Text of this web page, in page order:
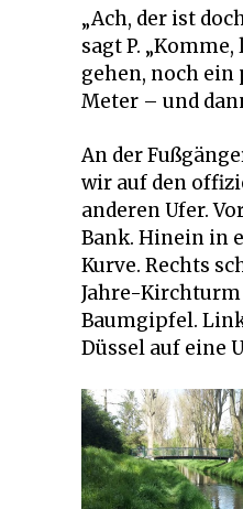
„Ach, der ist
sagt P.
gehen, noch ein
Meter – und
An der
wir auf den
anderen Ufer.
Bank. Hinein in
Kurve. Rechts
Jahre-Kirchturm
Baumgipfel.
Düssel auf eine